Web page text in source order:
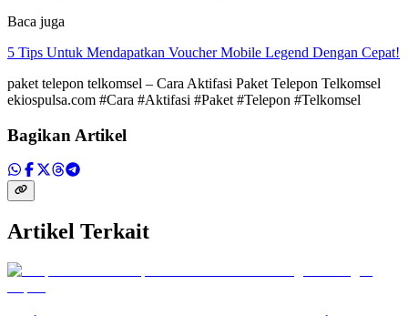
Baca juga
5 Tips Untuk Mendapatkan Voucher Mobile Legend Dengan Cepat!
paket telepon telkomsel – Cara Aktifasi Paket Telepon Telkomsel
ekiospulsa.com #Cara #Aktifasi #Paket #Telepon #Telkomsel
Bagikan Artikel
Artikel Terkait